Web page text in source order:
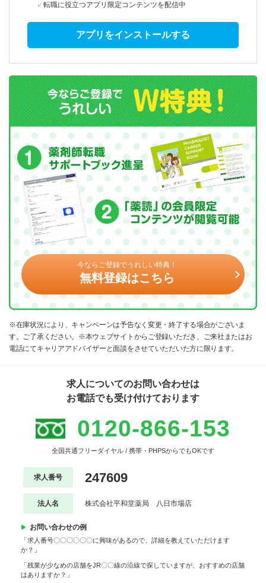
転職に役立つアプリ限定コンテンツを配信中
アプリをインストールする
今ならご登録でうれしい特典！
無料登録はこちら
※在庫状況により、キャンペーンは予告なく変更・終了する場合がございま
す。ご了承ください。※本ウェブサイトからご登録いただき、ご来社またはお
電話にてキャリアアドバイザーと面談をさせていただいた方に限ります。
求人についてのお問い合わせは
お電話でも受け付けております
0120-866-153
全国共通フリーダイヤル / 携帯・PHPSからでもOKです
求人番号 247609
法人名 株式会社平和堂薬局 八日市場店
お問い合わせの例
「求人番号〇〇〇〇〇〇に興味があるので、詳細を教えていただけます
か？」
「残業が少なめの店舗をJR〇〇線の沿線で探していますが、おすすめの店舗
はありますか？」